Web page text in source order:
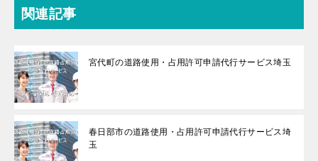
関連記事
宮代町の道路使用・占用許可申請代行サービス埼玉
春日部市の道路使用・占用許可申請代行サービス埼
玉